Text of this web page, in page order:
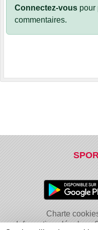
Connectez-vous pour
commentaires.
Charte
Informations légales